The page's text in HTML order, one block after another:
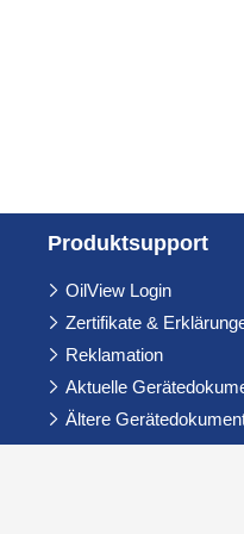
Produkt­support
Navigation
überspringen
OilView Login
Zertifikate &
Reklamation
Aktuelle
Ältere